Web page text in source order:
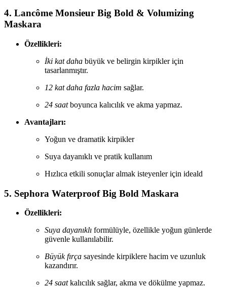
4. Lancôme Monsieur Big Bold & Volumizing
Maskara
Özellikleri:
İki kat daha büyük ve belirgin kirpikler için
tasarlanmıştır.
12 kat daha fazla hacim sağlar.
24 saatboyunca kalıcılık ve akma yapmaz.
Avantajları:
Yoğun ve dramatik kirpikler
Suya dayanıklı ve pratik kullanım
Hızlıca etkili sonuçlar almak isteyenler için ideald
5. Sephora Waterproof Big Bold Maskara
Özellikleri:
Suya dayanıklı formülüyle, özellikle yoğun günlerde
güvenle kullanılabilir.
Büyük fırça sayesinde kirpiklere hacim ve uzunluk
kazandırır.
24 saatkalıcılık sağlar, akma ve dökülme yapmaz.